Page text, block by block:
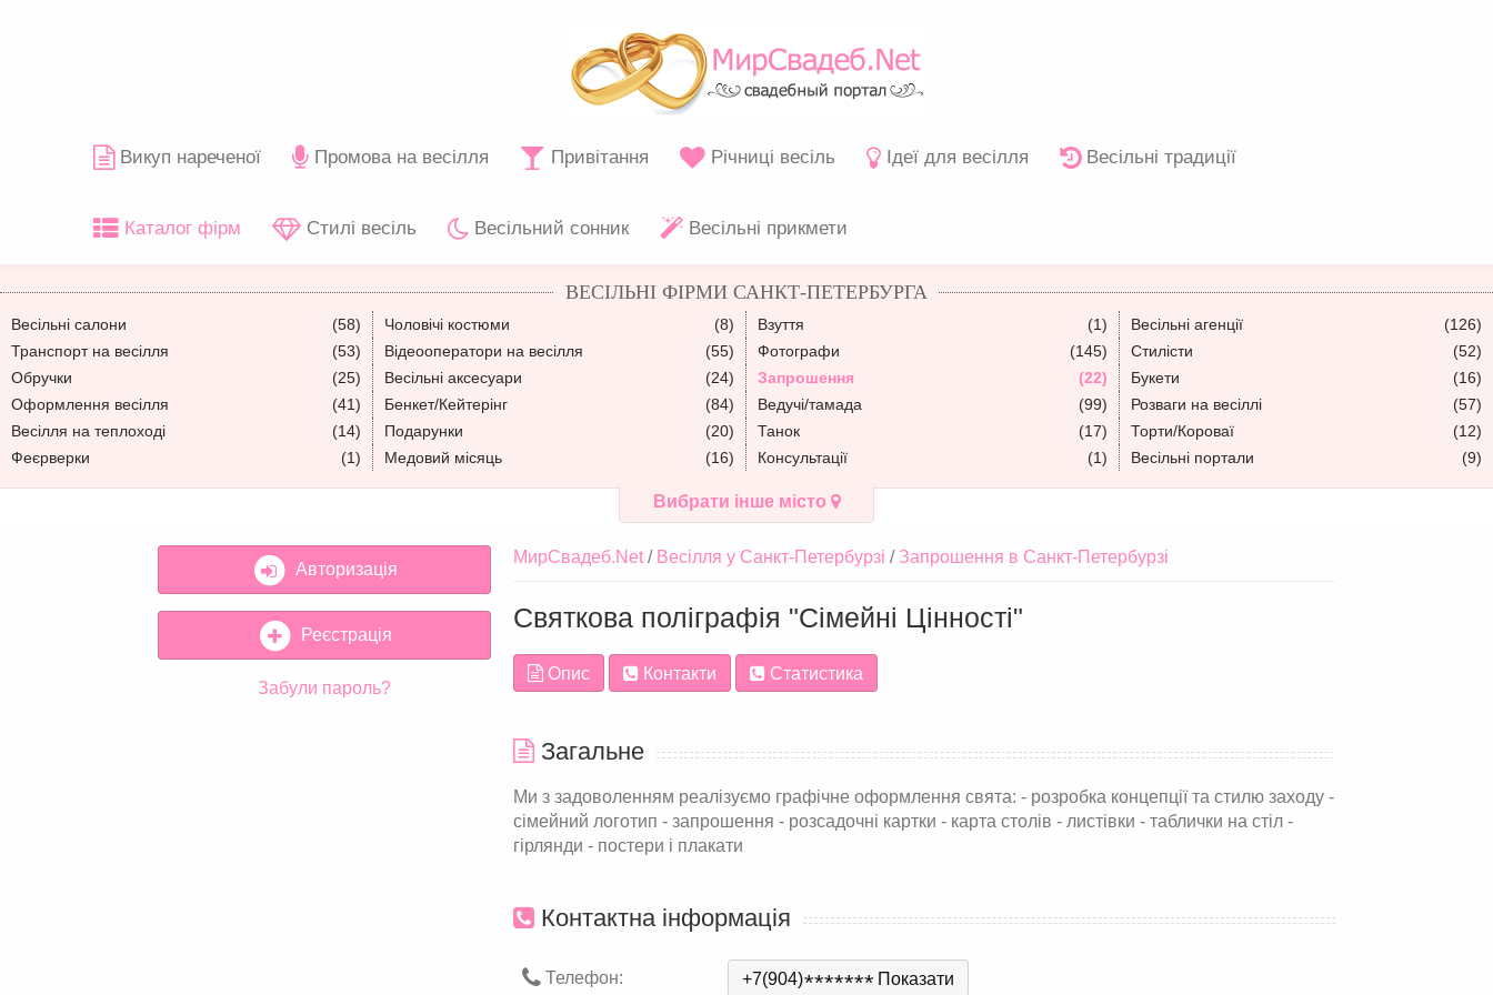
Викуп нареченої Промова на весілля Привітання Річниці весіль Ідеї для весілля Весільні традиції
Каталог фірм Стилі весіль Весільний сонник Весільні прикмети
ВЕСІЛЬНІ ФІРМИ САНКТ-ПЕТЕРБУРГА
Весільні салони (58) Чоловічі костюми (8) Взуття (1) Весільні агенції
(126)
Транспорт на весілля
(53) Відеооператори на весілля (55) Фотографи (145) Стилісти
(52)
Обручки
(25) Весільні аксесуари (24) Запрошення (22) Букети
(16)
Оформлення весілля
(41) Бенкет/Кейтерінг (84) Ведучі/тамада (99) Розваги на весіллі
(57)
Весілля на теплоході
(14) Подарунки (20) Танок (17) Торти/Короваї
(12)
Феєрверки
(1) Медовий місяць (16) Консультації (1) Весільні портали (9)
Вибрати інше місто
МирСвадеб.Net Весілля у Санкт-Петербурзі Запрошення в Санкт-Петербурзі
Святкова поліграфія "Сімейні Цінності"
Опис Контакти Статистика
Загальне
Ми з задоволенням реалізуємо графічне оформлення свята: - розробка концепції та стилю заходу -
сімейний логотип - запрошення - розсадочні картки - карта столів - листівки - таблички на стіл -
гірлянди - постери і плакати
Контактна інформація
Телефон: +7(904)******* Показати
Авторизація
Реєстрація
Забули пароль?